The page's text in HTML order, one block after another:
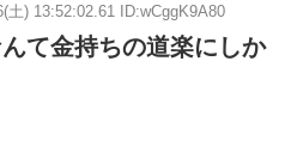
土) 13:52:02.61 ID:wCggK9A80
て金持ちの道楽にしか